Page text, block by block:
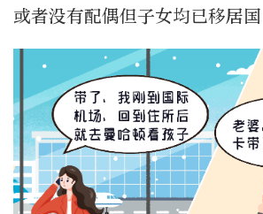
或者没有配偶但子女均已移居